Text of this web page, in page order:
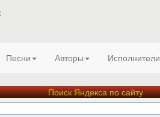
Песни Авторы Исполнители
Поиск Яндекса по сайту